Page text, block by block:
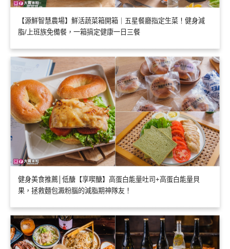
【源鮮智慧農場】鮮活蔬菜箱開箱｜五星餐廳指定生菜！健身減
脂/上班族免備餐，一箱搞定健康一日三餐
健身美食推薦│低醣【享喫醣】高蛋白能量吐司+高蛋白能量貝
果，拯救麵包澱粉腦的減脂期神隊友！